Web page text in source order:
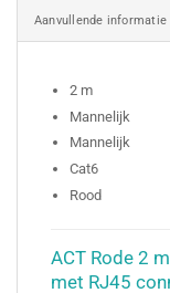
Aanvullende informatie
2 m
Mannelijk
Mannelijk
Cat6
Rood
ACT Rode 2
met RJ45